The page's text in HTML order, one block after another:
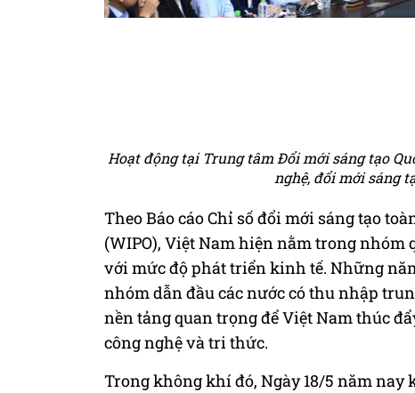
Hoạt động tại Trung tâm Đổi mới sáng tạo
nghệ, đổi mới sáng
Theo Báo cáo Chỉ số đổi mới sáng tạo
(WIPO), Việt Nam hiện nằm trong
với mức độ phát triển kinh tế. Những
nhóm dẫn đầu các nước có thu nhập
nền tảng quan trọng để Việt Nam thúc
công nghệ và tri thức.
Trong không khí đó, Ngày 18/5 năm